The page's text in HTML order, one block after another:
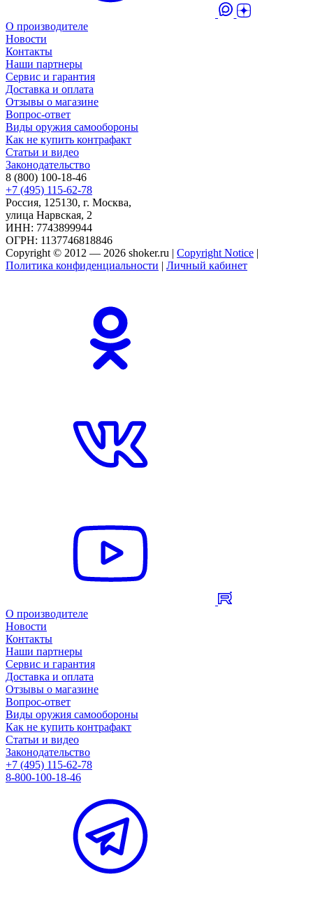
О производителе
Новости
Контакты
Наши партнеры
Сервис и гарантия
Доставка и оплата
Отзывы о магазине
Вопрос-ответ
Виды оружия самообороны
Как не купить контрафакт
Статьи и видео
Законодательство
8 (800) 100-18-46
+7 (495) 115-62-78
Россия, 125130, г. Москва,
улица Нарвская, 2
ИНН: 7743899944
ОГРН: 1137746818846
Copyright © 2012 — 2026 shoker.ru | Copyright Notice |
Политика конфиденциальности | Личный кабинет
О производителе
Новости
Контакты
Наши партнеры
Сервис и гарантия
Доставка и оплата
Отзывы о магазине
Вопрос-ответ
Виды оружия самообороны
Как не купить контрафакт
Статьи и видео
Законодательство
+7 (495) 115-62-78
8-800-100-18-46